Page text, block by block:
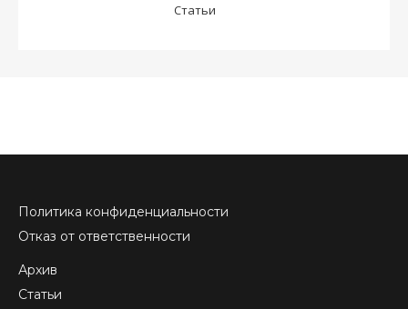
Статьи
Политика конфиденциальности
Отказ от ответственности
Архив
Статьи